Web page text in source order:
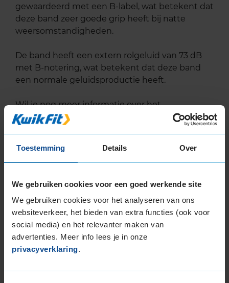
Toestemming Details Over
We gebruiken cookies voor een goed werkende site
We gebruiken cookies voor het analyseren van ons
websiteverkeer, het bieden van extra functies (ook voor
social media) en het relevanter maken van
advertenties. Meer info lees je in onze
privacyverklaring.
gewaardeerd met een B-label, wat betekent dat
deze band zeer goede grip heeft bij natte
weersomstandigheden.
De band heeft een extern rolgeluid van 73 dB
met B-notering, wat betekent dat deze band
een normale geluidsproductie heeft.
Wil je nog meer informatie over het
bandenlabel van deze band, klik dan
hier
Bandenmontagepakketten
Kies je
bandenmaat omvang (inch)